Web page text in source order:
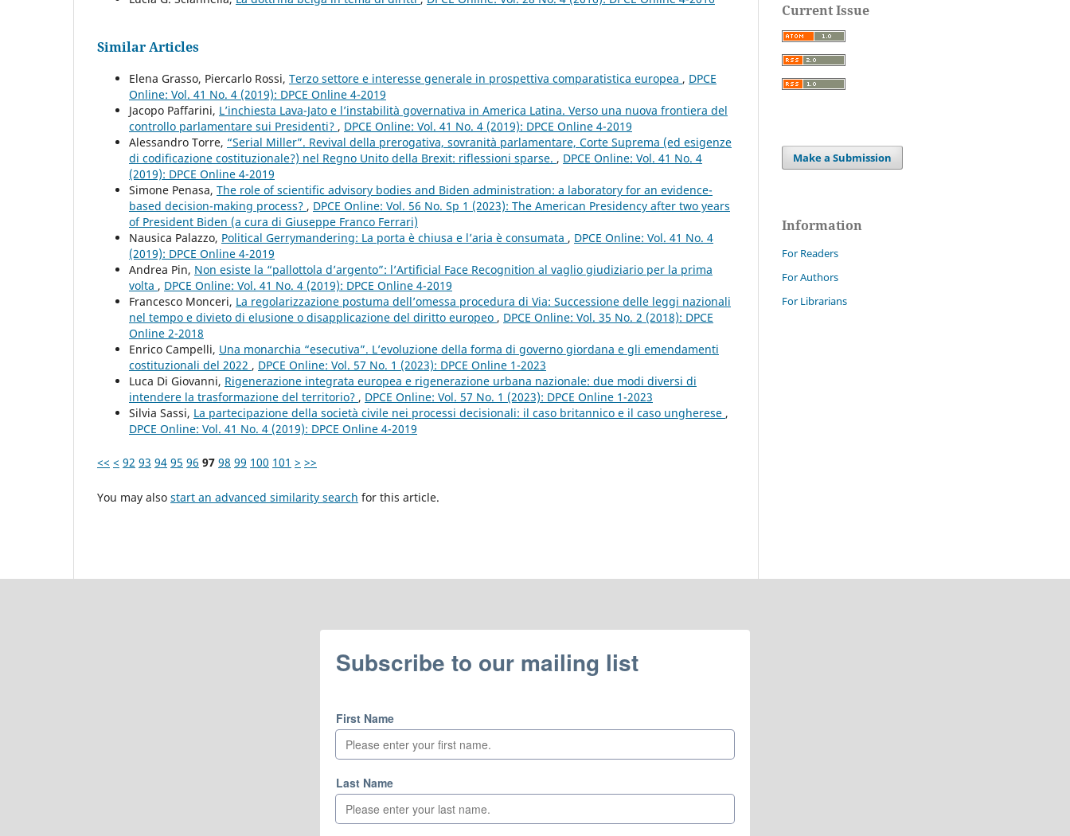
Similar Articles
Elena Grasso, Piercarlo Rossi, Terzo settore e interesse generale in prospettiva comparatistica europea , DPCE
Online: Vol. 41 No. 4 (2019): DPCE Online 4-2019
Jacopo Paffarini, L’inchiesta Lava-Jato e l’instabilità governativa in America Latina. Verso una nuova frontiera del
controllo parlamentare sui Presidenti? , DPCE Online: Vol. 41 No. 4 (2019): DPCE Online 4-2019
Alessandro Torre, “Serial Miller”. Revival della prerogativa, sovranità parlamentare, Corte Suprema (ed esigenze
di codificazione costituzionale?) nel Regno Unito della Brexit: riflessioni sparse. , DPCE Online: Vol. 41 No. 4
(2019): DPCE Online 4-2019
Simone Penasa, The role of scientific advisory bodies and Biden administration: a laboratory for an evidence-
based decision-making process? , DPCE Online: Vol. 56 No. Sp 1 (2023): The American Presidency after two years
of President Biden (a cura di Giuseppe Franco Ferrari)
Nausica Palazzo, Political Gerrymandering: La porta è chiusa e l’aria è consumata , DPCE Online: Vol. 41 No. 4
(2019): DPCE Online 4-2019
Andrea Pin, Non esiste la “pallottola d’argento”: l’Artificial Face Recognition al vaglio giudiziario per la prima
volta , DPCE Online: Vol. 41 No. 4 (2019): DPCE Online 4-2019
Francesco Monceri, La regolarizzazione postuma dell’omessa procedura di Via: Successione delle leggi nazionali
nel tempo e divieto di elusione o disapplicazione del diritto europeo , DPCE Online: Vol. 35 No. 2 (2018): DPCE
Online 2-2018
Enrico Campelli, Una monarchia “esecutiva”. L’evoluzione della forma di governo giordana e gli emendamenti
costituzionali del 2022 , DPCE Online: Vol. 57 No. 1 (2023): DPCE Online 1-2023
Luca Di Giovanni, Rigenerazione integrata europea e rigenerazione urbana nazionale: due modi diversi di
intendere la trasformazione del territorio? , DPCE Online: Vol. 57 No. 1 (2023): DPCE Online 1-2023
Silvia Sassi, La partecipazione della società civile nei processi decisionali: il caso britannico e il caso ungherese ,
DPCE Online: Vol. 41 No. 4 (2019): DPCE Online 4-2019
<< < 92 93 94 95 96 97 98 99 100 101 > >>
You may also start an advanced similarity search for this article.
Current Issue
Make a Submission
Information
For Readers
For Authors
For Librarians